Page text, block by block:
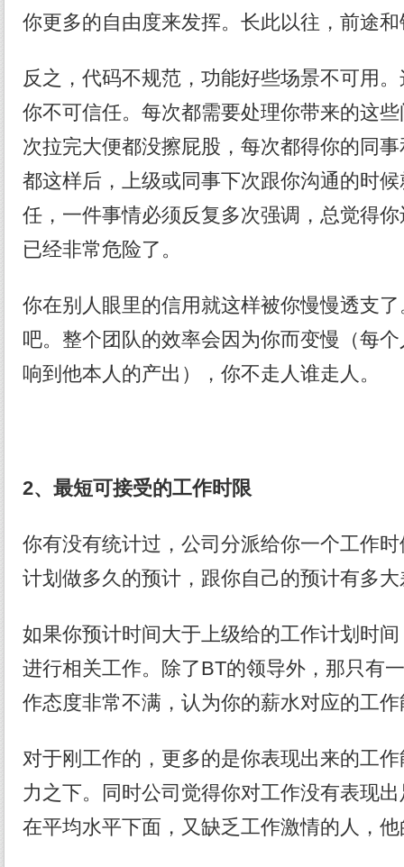
你更多的自由度来发挥。长此以往，前途
反之，代码不规范，功能好些场景不可用
你不可信任。每次都需要处理你带来的这
次拉完大便都没擦屁股，每次都得你的同
都这样后，上级或同事下次跟你沟通的时
任，一件事情必须反复多次强调，总觉得
已经非常危险了。
你在别人眼里的信用就这样被你慢慢透支
吧。整个团队的效率会因为你而变慢（每
响到他本人的产出），你不走人谁走人。
2、最短可接受的工作时限
你有没有统计过，公司分派给你一个工作
计划做多久的预计，跟你自己的预计有多
如果你预计时间大于上级给的工作计划时
进行相关工作。除了BT的领导外，那只有
作态度非常不满，认为你的薪水对应的工
对于刚工作的，更多的是你表现出来的工
力之下。同时公司觉得你对工作没有表现
在平均水平下面，又缺乏工作激情的人，